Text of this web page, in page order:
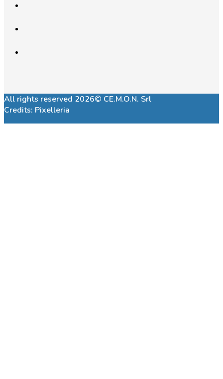
All rights reserved 2026© CE.M.O.N. Srl
Credits: Pixelleria